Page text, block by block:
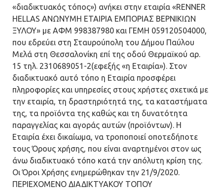
«διαδικτυακός τόπος») ανήκει στην εταιρία «RENNER
HELLAS ΑΝΩΝΥΜΗ ΕΤΑΙΡΙΑ ΕΜΠΟΡΙΑΣ ΒΕΡΝΙΚΙΩΝ
ΞΥΛΟΥ» με ΑΦΜ 998387980 και ΓΕΜΗ 059120504000,
που εδρεύει στη Σταυρούπολη του Δήμου Παύλου
Μελά στη Θεσσαλονίκη επί της οδού Θερμαϊκού αρ.
15 τηλ. 2310689051-2(εφεξής «η Εταιρία»). Στον
διαδικτυακό αυτό τόπο η Εταιρία προσφέρει
πληροφορίες και υπηρεσίες στους χρήστες σχετικά με
την εταιρία, τη δραστηριότητά της, τα καταστήματα
της, τα προϊόντα της καθώς και τη δυνατότητα
παραγγελίας και αγοράς αυτών (προϊόντων). Η
Εταιρία έχει δικαίωμα, να τροποποιεί οποτεδήποτε
τους Όρους χρήσης, που είναι αναρτημένοι στον ως
άνω διαδικτυακό τόπο κατά την απόλυτη κρίση της.
Οι Όροι Χρήσης ενημερώθηκαν την 21/9/2020.
ΠΕΡΙΕΧΟΜΕΝΟ ΔΙΑΔΙΚΤΥΑΚΟΥ ΤΟΠΟΥ